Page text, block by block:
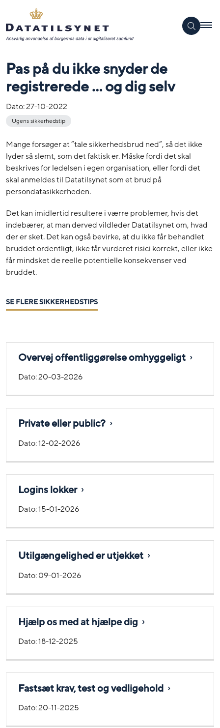
Pas på du ikke snyder de
registrerede … og dig selv
Dato:27-10-2022
Ugens sikkerhedstip
Mange forsøger at ”tale sikkerhedsbrud ned”, så det ikke
lyder så slemt, som det faktisk er. Måske fordi det skal
beskrives for ledelsen i egen organisation, eller fordi det
skal anmeldes til Datatilsynet som et brud på
persondatasikkerheden.
Det kan imidlertid resultere i værre problemer, hvis det
indebærer, at man derved vildleder Datatilsynet om, hvad
der er sket. Det kan også bevirke, at du ikke får behandlet
bruddet ordentligt, ikke får vurderet risici korrekt, eller ikke
får mindsket de reelle potentielle konsekvenser ved
bruddet.
SE FLERE SIKKERHEDSTIPS
Overvej offentliggørelse omhyggeligt
Dato:20-03-2026
Private eller public?
Dato:12-02-2026
Logins lokker
Dato:15-01-2026
Utilgængelighed er utjekket
Dato:09-01-2026
Hjælp os med at hjælpe dig
Dato:18-12-2025
Fastsæt krav, test og vedligehold
Dato:20-11-2025